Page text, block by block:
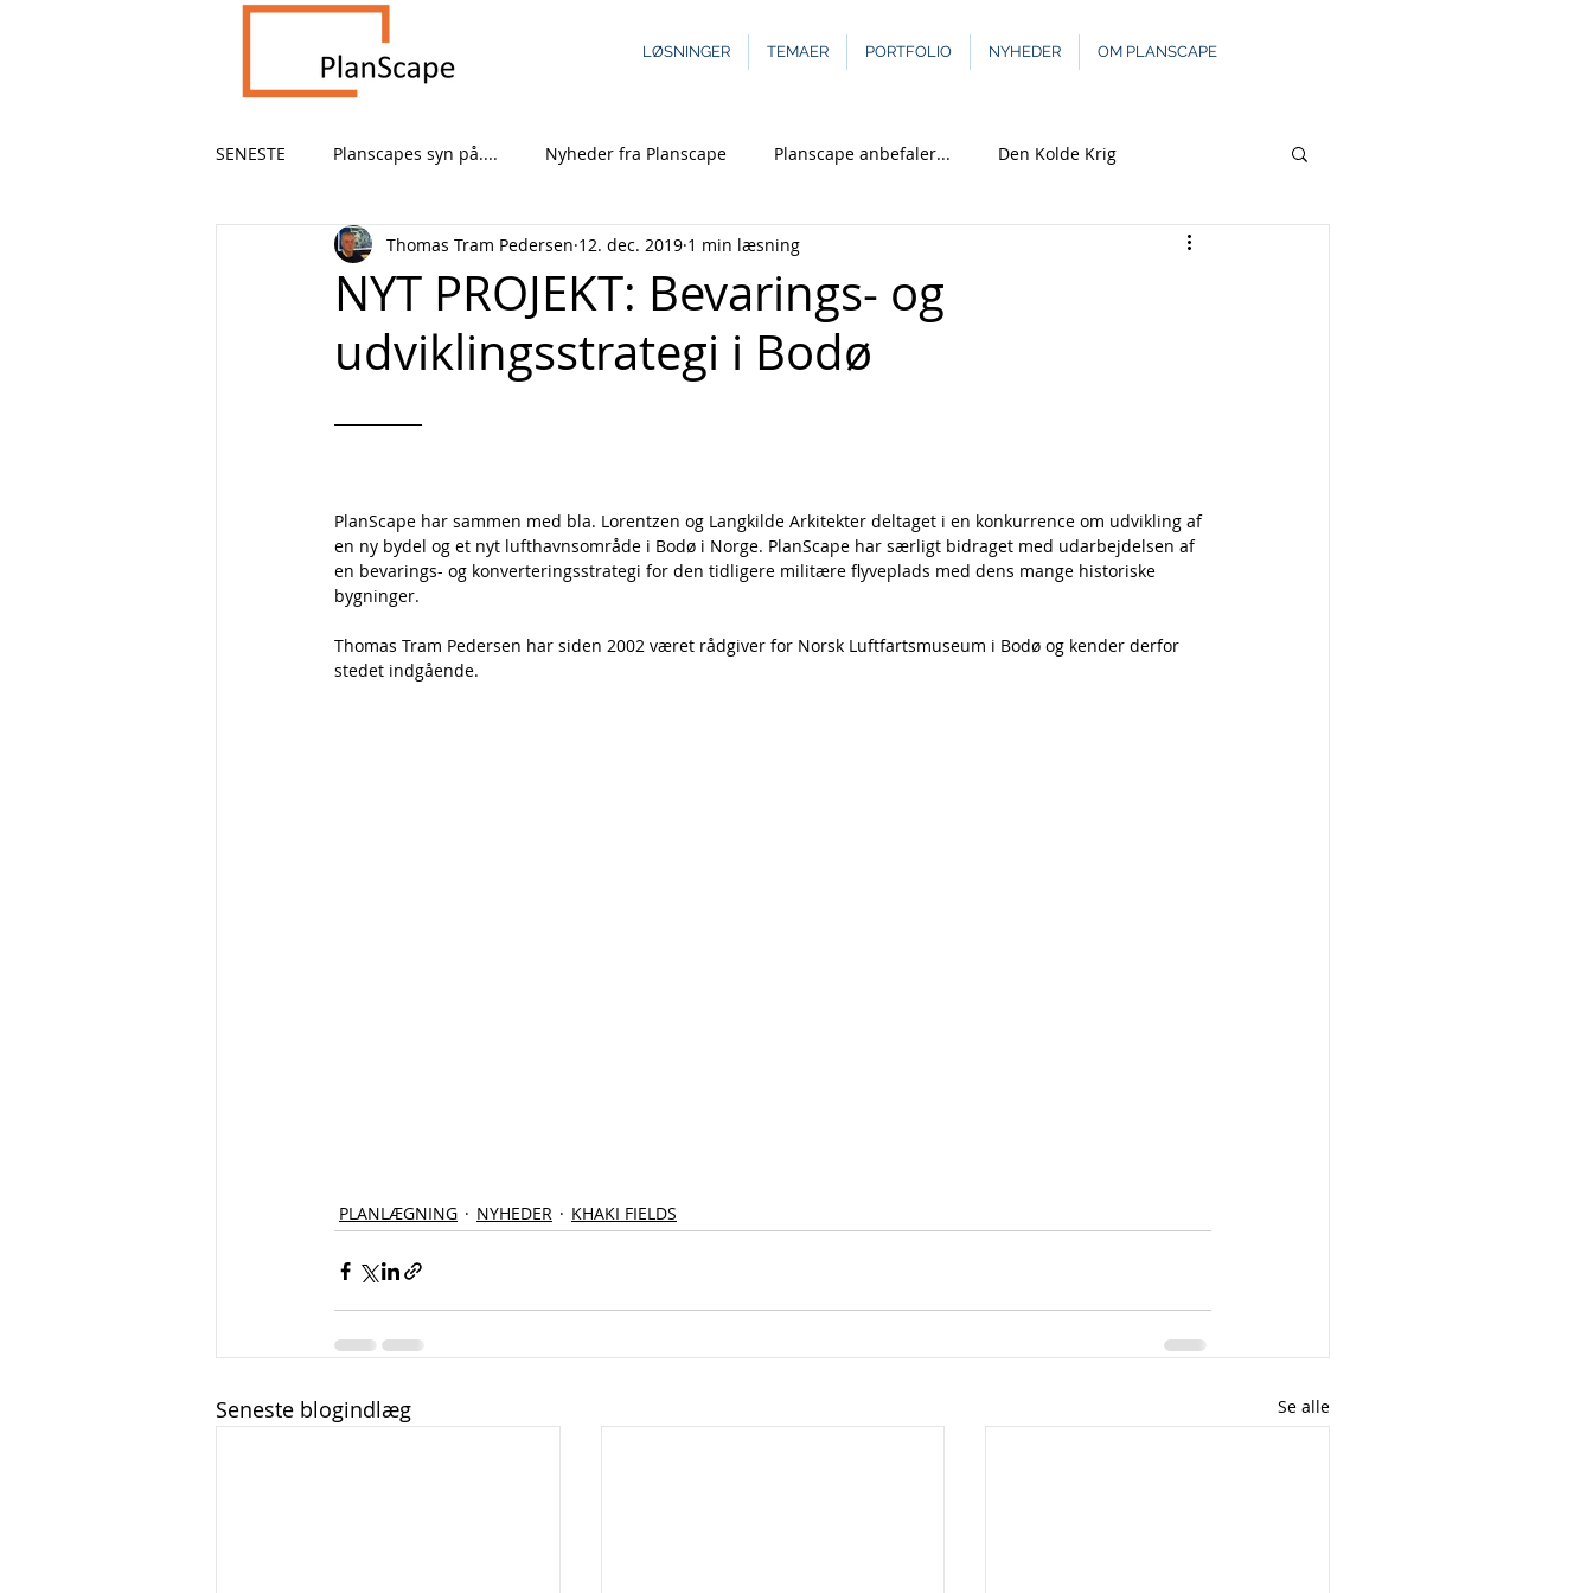
LØSNINGER TEMAER PORTFOLIO NYHEDER OM PLANSCAPE
SENESTE Planscapes syn på.... Nyheder fra Planscape Planscape anbefaler... Den Kolde Krig
Bygningshistorie Planlægning Turisme Kaserner
OPLEVELSESDESIGN NYHEDER KULTURARV TURISME DEN KOLDE KRIG
NYT PROJEKT: Bevarings- og
udviklingsstrategi i Bodø
Thomas Tram Pedersen 12. dec. 2019 1 min læsning
PlanScape har sammen med bla. Lorentzen og Langkilde Arkitekter deltaget i en konkurrence om udvikling af
en ny bydel og et nyt lufthavnsområde i Bodø i Norge. PlanScape har særligt bidraget med udarbejdelsen af
en bevarings- og konverteringsstrategi for den tidligere militære flyveplads med dens mange historiske
bygninger.
Thomas Tram Pedersen har siden 2002 været rådgiver for Norsk Luftfartsmuseum i Bodø og kender derfor
stedet indgående.
PLANLÆGNING NYHEDER KHAKI FIELDS
Seneste blogindlæg Se alle